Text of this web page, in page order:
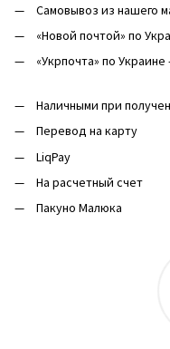
Самовывоз из нашего
«Новой почтой» по
«Укрпочта» по
Наличными при
Перевод на карту
LiqPay
На расчетный счет
Пакуно Малюка